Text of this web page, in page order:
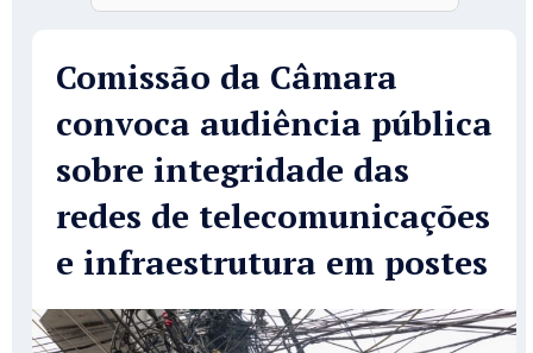
Comissão da Câmara
convoca audiência pública
sobre integridade das
redes de telecomunicações
e infraestrutura em postes